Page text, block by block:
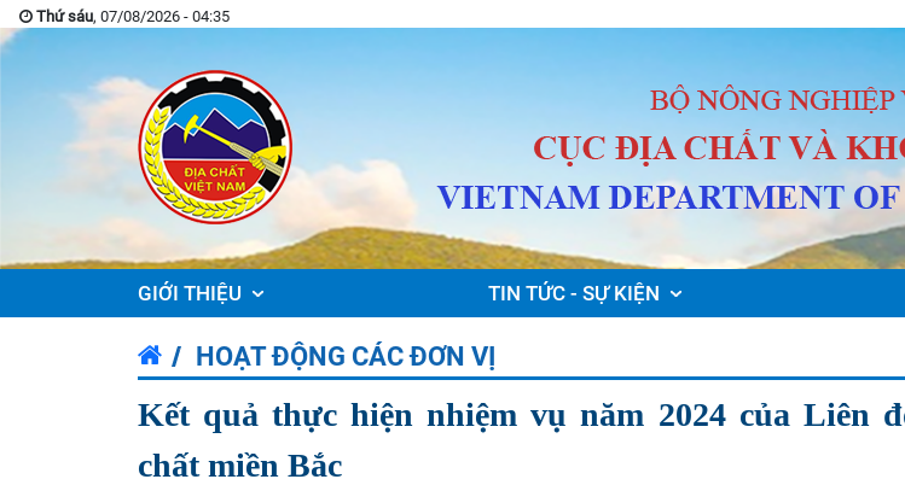
Thứ sáu, 07/08/2026 - 04:35
GIỚI THIỆU TIN TỨC - SỰ KIỆN
HOẠT ĐỘNG CÁC ĐƠN VỊ
Kết quả thực hiện nhiệm vụ năm 2024 của Liên
chất miền Bắc